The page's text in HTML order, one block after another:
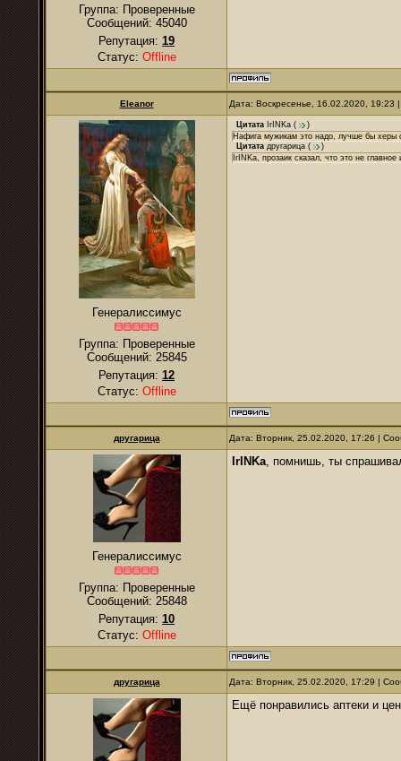
Группа: Проверенные
Сообщений: 45040
Репутация: 19
Статус: Offline
Eleanor Дата: Воскресенье, 16.02.2020,
Генералиссимус
Группа: Проверенные
Сообщений: 25845
Репутация: 12
Статус: Offline
Цитата IrINKa (
)
Нафига мужикам это надо, лучше бы херы
Цитата другарица (
)
IrINKa, прозаик сказал, что это не
другарица Дата: Вторник, 25.02.2020, 17:26 |
Генералиссимус
Группа: Проверенные
Сообщений: 25848
Репутация: 10
Статус: Offline
IrINKa, помнишь, ты
другарица Дата: Вторник, 25.02.2020, 17:29 |
Ещё понравились аптеки и